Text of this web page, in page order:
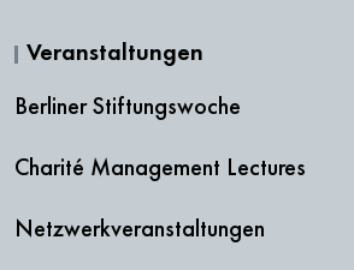
Veranstaltungen
Berliner Stiftungswoche
Charité Management Lectures
Netzwerkveranstaltungen